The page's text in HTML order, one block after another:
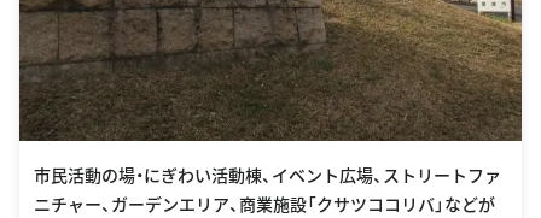
市民活動の場・にぎわい活動棟、イベント広場、ストリートファ
ニチャー、ガーデンエリア、商業施設「クサツココリバ」などが